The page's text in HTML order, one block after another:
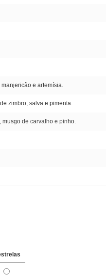
e artemísia.
zimbro, salva e pimenta.
musgo de carvalho e pinho.